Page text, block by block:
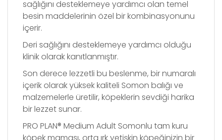
sağlığını desteklemeye yardımcı olan temel
besin maddelerinin özel bir kombinasyonunu
içerir.
Deri sağlığını desteklemeye yardımcı olduğu
klinik olarak kanıtlanmıştır.
Son derece lezzetli bu beslenme, bir numaralı
içerik olarak yüksek kaliteli Somon balığı ve
malzemelerle üretilir, köpeklerin sevdiği harika
bir lezzet sunar.
PRO PLAN® Medium Adult Somonlu tam kuru
köpek maması, orta ırk yetişkin köpeğinizin bir